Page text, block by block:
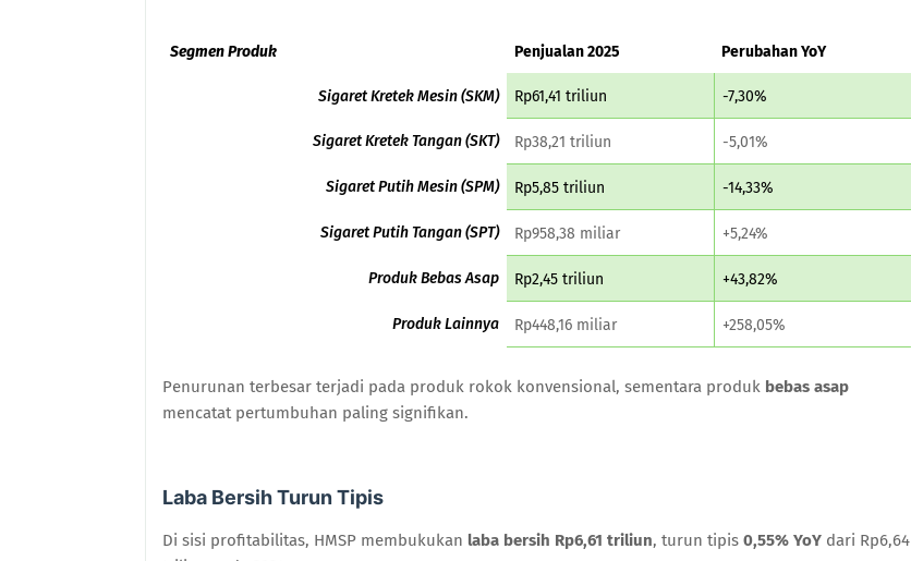
Segmen Produk Penjualan 2025 Perubahan YoY
Sigaret Kretek Mesin (SKM) Rp61,41 triliun -7,30%
Sigaret Kretek Tangan (SKT) Rp38,21 triliun -5,01%
Sigaret Putih Mesin (SPM) Rp5,85 triliun -14,33%
Sigaret Putih Tangan (SPT) Rp958,38 miliar +5,24%
Produk Bebas Asap Rp2,45 triliun +43,82%
Produk Lainnya Rp448,16 miliar +258,05%
Penurunan terbesar terjadi pada produk rokok konvensional, sementara produk bebas asap
mencatat pertumbuhan paling signifikan.
Laba Bersih Turun Tipis
Di sisi profitabilitas, HMSP membukukan laba bersih Rp6,61 triliun, turun tipis 0,55% YoY dari Rp6,64